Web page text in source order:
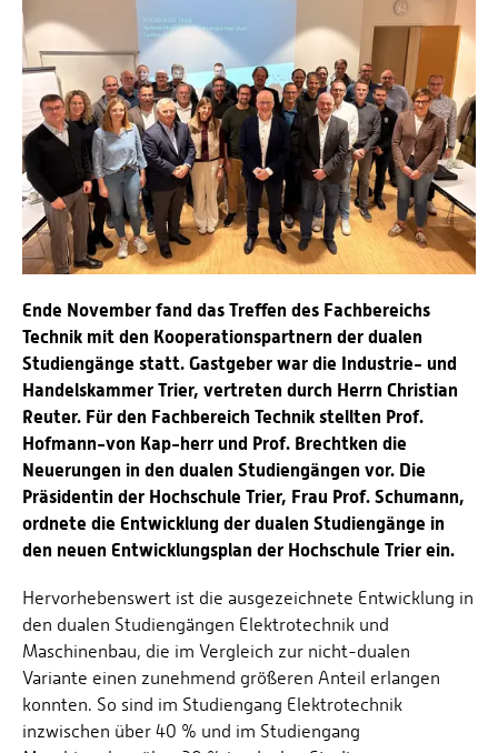
Ende November fand das Treffen des Fachbereichs
Technik mit den Kooperationspartnern der dualen
Studiengänge statt. Gastgeber war die Industrie- und
Handelskammer Trier, vertreten durch Herrn Christian
Reuter. Für den Fachbereich Technik stellten Prof.
Hofmann-von Kap-herr und Prof. Brechtken die
Neuerungen in den dualen Studiengängen vor. Die
Präsidentin der Hochschule Trier, Frau Prof. Schumann,
ordnete die Entwicklung der dualen Studiengänge in
den neuen Entwicklungsplan der Hochschule Trier ein.
Hervorhebenswert ist die ausgezeichnete Entwicklung in
den dualen Studiengängen Elektrotechnik und
Maschinenbau, die im Vergleich zur nicht-dualen
Variante einen zunehmend größeren Anteil erlangen
konnten. So sind im Studiengang Elektrotechnik
inzwischen über 40 % und im Studiengang